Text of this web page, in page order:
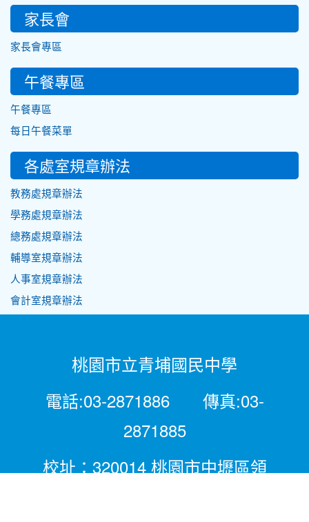
家長會
家長會專區
午餐專區
午餐專區
每日午餐菜單
各處室規章辦法
教務處規章辦法
學務處規章辦法
總務處規章辦法
輔導室規章辦法
人事室規章辦法
會計室規章辦法
桃園市立青埔國民中學
電話:03-2871886 傳真:03-
2871885
校址：320014 桃園市中壢區領